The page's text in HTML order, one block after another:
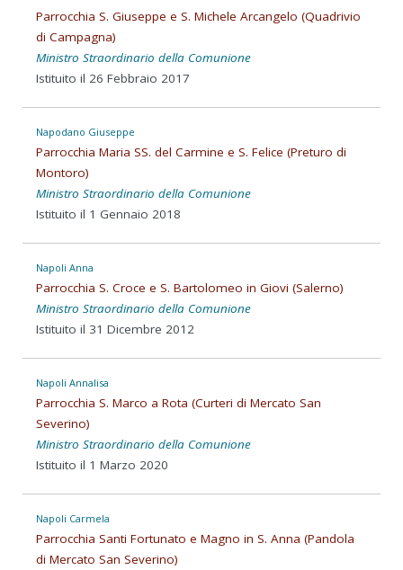
Parrocchia S. Giuseppe e S. Michele Arcangelo (Quadrivio
di Campagna)
Ministro Straordinario della Comunione
Istituito il 26 Febbraio 2017
Napodano Giuseppe
Parrocchia Maria SS. del Carmine e S. Felice (Preturo di
Montoro)
Ministro Straordinario della Comunione
Istituito il 1 Gennaio 2018
Napoli Anna
Parrocchia S. Croce e S. Bartolomeo in Giovi (Salerno)
Ministro Straordinario della Comunione
Istituito il 31 Dicembre 2012
Napoli Annalisa
Parrocchia S. Marco a Rota (Curteri di Mercato San
Severino)
Ministro Straordinario della Comunione
Istituito il 1 Marzo 2020
Napoli Carmela
Parrocchia Santi Fortunato e Magno in S. Anna (Pandola
di Mercato San Severino)